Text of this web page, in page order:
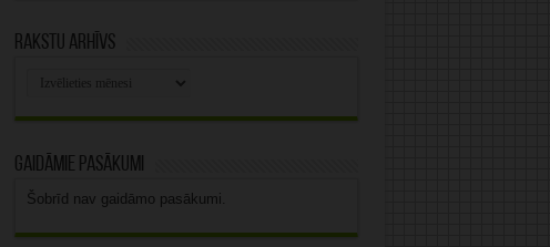
Rakstu arhīvs
Gaidāmie pasākumi
Šobrīd nav gaidāmo pasākumi.